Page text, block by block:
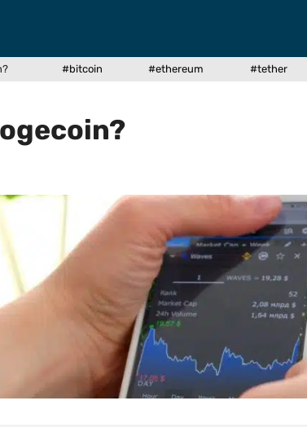
#bitcoin #ethereum #tether